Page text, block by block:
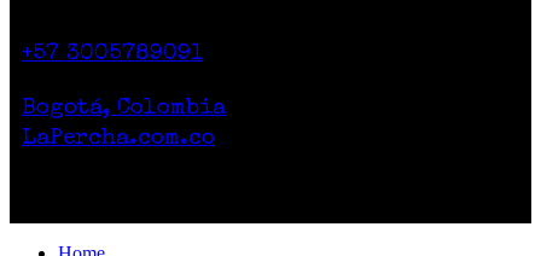
+57 3005789091
Bogotá, Colombia
LaPercha.com.co